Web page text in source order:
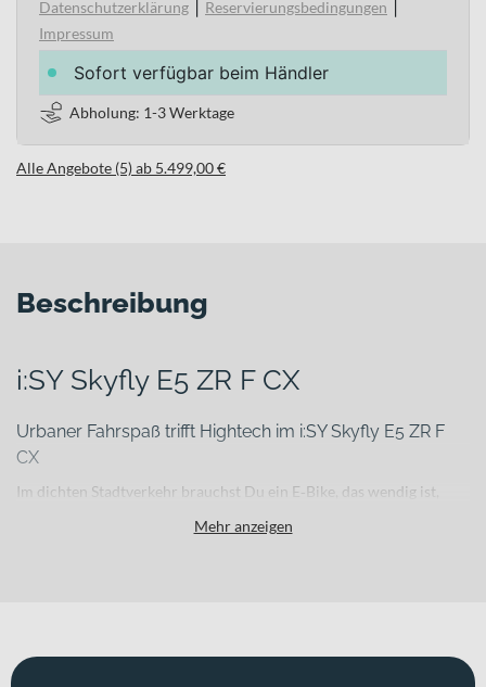
Datenschutzerklärung
Reservierungsbedingungen
Impressum
Sofort verfügbar beim Händler
Abholung: 1-3 Werktage
Alle Angebote (5) ab 5.499,00 €
Beschreibung
i:SY Skyfly E5 ZR F CX
Urbaner Fahrspaß trifft Hightech im i:SY Skyfly E5 ZR F
CX
Im dichten Stadtverkehr brauchst Du ein E‑Bike, das wendig ist,
Genau hier setzt das i:SY Skyfly E5 ZR F CX an. Entwickelt für die
Für welche Einsätze eignet sich dieses Bike?
Mehr anzeigen